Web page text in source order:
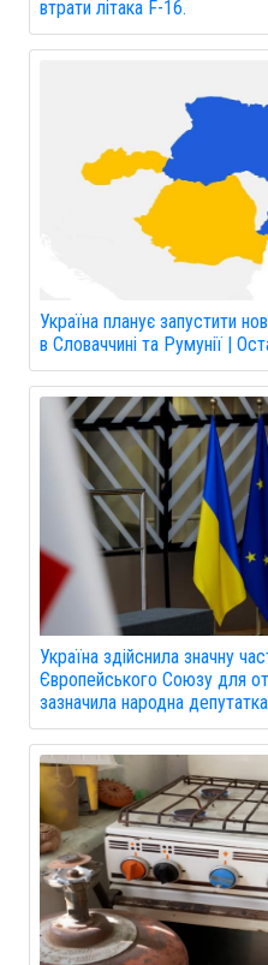
втрати літака F-16.
Україна планує запустити
в Словаччині та Румунії |
Україна здійснила значну
Європейського Союзу для
зазначила народна